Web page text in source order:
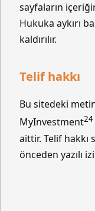
sayfaların
Hukuka aykırı
kaldırılır.
Telif hakkı
Bu sitedeki
MyInvestment24
aittir. Telif hakkı
önceden yazılı